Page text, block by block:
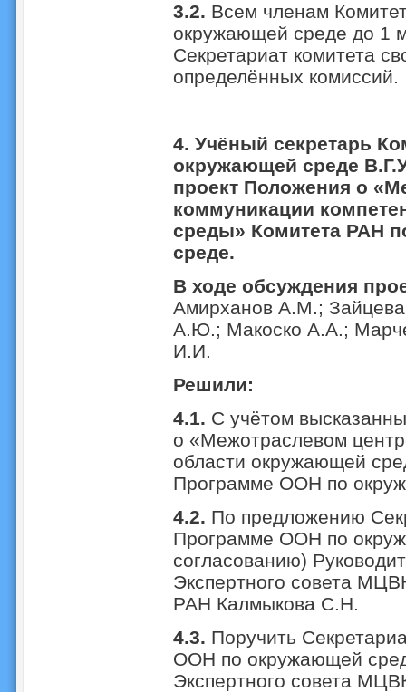
3.2. Всем членам
окружающей среде до 1
Секретариат комитета
определённых комиссий.
4. Учёный секретарь
окружающей среде
проект Положения о
коммуникации
среды» Комитета РАН
среде.
В ходе обсуждения
Амирханов А.М.;
А.Ю.; Макоско А.А.;
И.И.
Решили:
4.1. С учётом
о «Межотраслевом
области окружающей
Программе ООН по
4.2. По предложению
Программе ООН по
согласованию)
Экспертного совета
РАН Калмыкова С.Н.
4.3. Поручить
ООН по окружающей
Экспертного совета